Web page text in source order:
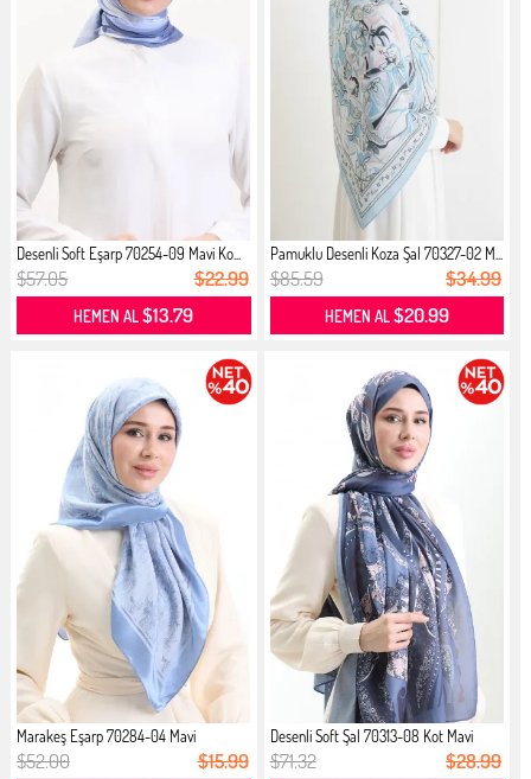
Desenli Soft Eşarp 70254-09 Mavi Ko...
$57.05 $22.99
HEMEN AL$13.79
Pamuklu Desenli Koza Şal 70327-02 M...
$85.59 $34.99
HEMEN AL$20.99
Marakeş Eşarp 70284-04 Mavi
$52.00 $15.99
Desenli Soft Şal 70313-08 Kot Mavi
$71.32 $28.99